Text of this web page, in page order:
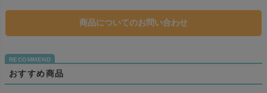
商品についてのお問い合わせ
おすすめ商品